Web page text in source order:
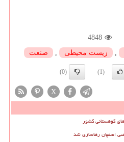
4848
, زیست محیطی , صنعت
(1)
(0)
X
کوهستانی کشور
اصفهان رهاسازی شد